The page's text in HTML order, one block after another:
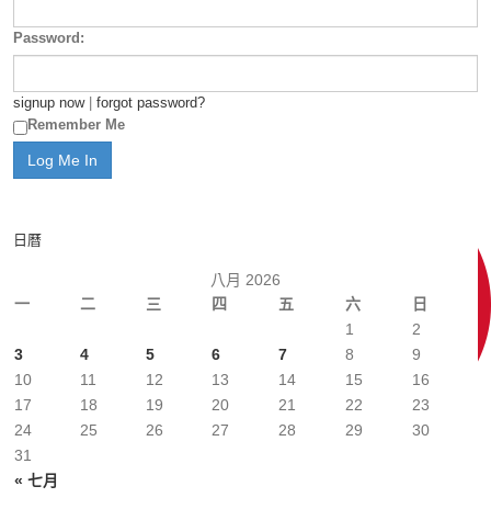
Password:
signup now| forgot password?
Remember Me
日曆
八月 2026
一
二 三 四 五 六 日
« 七月
1
2
3
4 5 6 7 8
9
10
11 12 13 14 15
16
17
18 19 20 21 22
23
24
25 26 27 28 29
30
31